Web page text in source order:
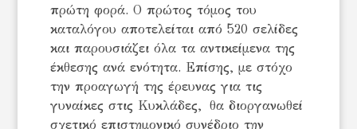
πρώτη φορά. Ο πρώτος τόμος του
καταλόγου αποτελείται από 520 σελίδες
και παρουσιάζει όλα τα αντικείμενα της
έκθεσης ανά ενότητα. Επίσης, με στόχο
την προαγωγή της έρευνας για τις
γυναίκες στις Κυκλάδες, θα διοργανωθεί
σχετικό επιστημονικό συνέδριο την